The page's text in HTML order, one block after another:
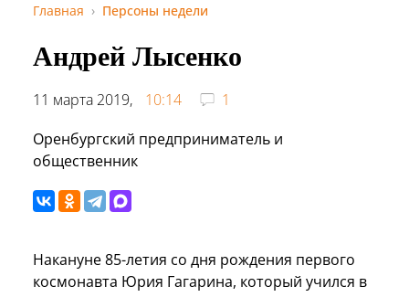
Главная Персоны недели
Андрей Лысенко
11 марта 2019, 10:14
1
Оренбургский предприниматель и
общественник
Накануне 85-летия со дня рождения первого
космонавта Юрия Гагарина, который учился в